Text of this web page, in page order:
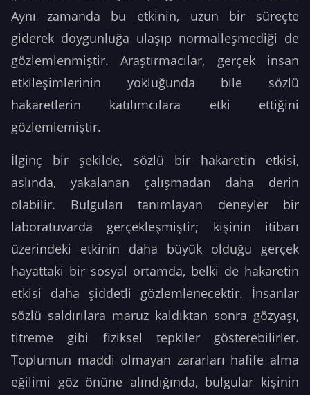
Aynı zamanda bu etkinin, uzun bir süreçte
giderek doygunluğa ulaşıp normalleşmediği de
gözlemlenmiştir. Araştırmacılar, gerçek insan
etkileşimlerinin yokluğunda bile sözlü
hakaretlerin katılımcılara etki ettiğini
gözlemlemiştir.
İlginç bir şekilde, sözlü bir hakaretin etkisi,
aslında, yakalanan çalışmadan daha derin
olabilir. Bulguları tanımlayan deneyler bir
laboratuvarda gerçekleşmiştir; kişinin itibarı
üzerindeki etkinin daha büyük olduğu gerçek
hayattaki bir sosyal ortamda, belki de hakaretin
etkisi daha şiddetli gözlemlenecektir. İnsanlar
sözlü saldırılara maruz kaldıktan sonra gözyaşı,
titreme gibi fiziksel tepkiler gösterebilirler.
Toplumun maddi olmayan zararları hafife alma
eğilimi göz önüne alındığında, bulgular kişinin